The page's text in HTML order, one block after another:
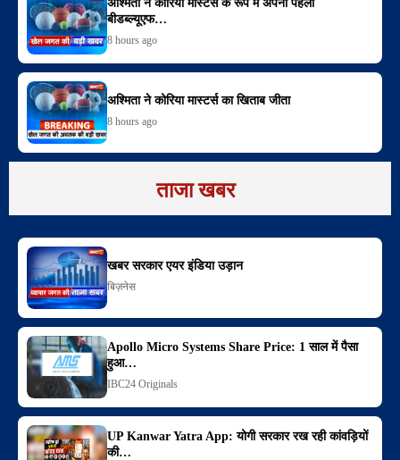
अश्मिता ने कोरिया मास्टर्स के रूप में अपना पहला
बीडब्ल्यूएफ…
8 hours ago
अश्मिता ने कोरिया मास्टर्स का खिताब जीता
8 hours ago
ताजा खबर
खबर सरकार एयर इंडिया उड़ान
बिज़नेस
Apollo Micro Systems Share Price: 1 साल में पैसा
हुआ…
IBC24 Originals
UP Kanwar Yatra App: योगी सरकार रख रही कांवड़ियों
की…